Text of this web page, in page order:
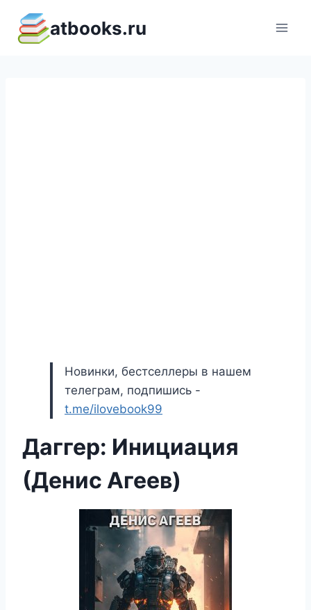
содержимому
atbooks.ru
Новинки, бестселлеры в нашем
телеграм, подпишись -
t.me/ilovebook99
Даггер: Инициация
(Денис Агеев)